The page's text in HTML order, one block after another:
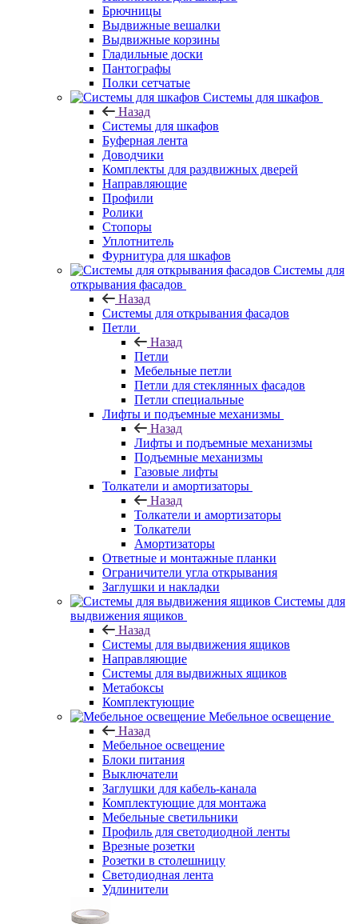
Брючницы
Выдвижные вешалки
Выдвижные корзины
Гладильные доски
Пантографы
Полки сетчатые
Системы для шкафов
Назад
Системы для шкафов
Буферная лента
Доводчики
Комплекты для раздвижных дверей
Направляющие
Профили
Ролики
Стопоры
Уплотнитель
Фурнитура для шкафов
Системы для
открывания фасадов
Назад
Системы для открывания фасадов
Петли
Назад
Петли
Мебельные петли
Петли для стеклянных фасадов
Петли специальные
Лифты и подъемные механизмы
Назад
Лифты и подъемные механизмы
Подъемные механизмы
Газовые лифты
Толкатели и амортизаторы
Назад
Толкатели и амортизаторы
Толкатели
Амортизаторы
Ответные и монтажные планки
Ограничители угла открывания
Заглушки и накладки
Системы для
выдвижения ящиков
Назад
Системы для выдвижения ящиков
Направляющие
Системы для выдвижных ящиков
Метабоксы
Комплектующие
Мебельное освещение
Назад
Мебельное освещение
Блоки питания
Выключатели
Заглушки для кабель-канала
Комплектующие для монтажа
Мебельные светильники
Профиль для светодиодной ленты
Врезные розетки
Розетки в столешницу
Светодиодная лента
Удлинители